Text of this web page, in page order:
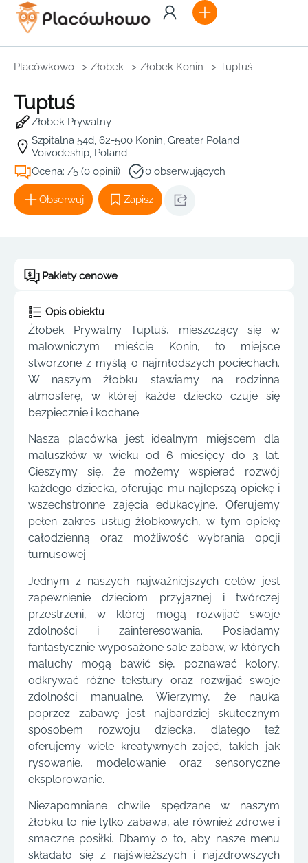
Placówkowo -> Żłobek -> Żłobek Konin -> Tuptuś
Tuptuś
Żłobek Prywatny
Szpitalna 54d, 62-500 Konin, Greater Poland
Voivodeship, Poland
Ocena: /5 (0 opinii)
0 obserwujących
Obserwuj Zapisz
Pakiety cenowe
Opis obiektu
Żłobek Prywatny Tuptuś, mieszczący się w
malowniczym mieście Konin, to miejsce
stworzone z myślą o najmłodszych pociechach.
W naszym żłobku stawiamy na rodzinna
atmosferę, w której każde dziecko czuje się
bezpiecznie i kochane.
Nasza placówka jest idealnym miejscem dla
maluszków w wieku od 6 miesięcy do 3 lat.
Cieszymy się, że możemy wspierać rozwój
każdego dziecka, oferując mu najlepszą opiekę i
wszechstronne zajęcia edukacyjne. Oferujemy
pełen zakres usług żłobkowych, w tym opiekę
całodzienną oraz możliwość wybrania opcji
turnusowej.
Jednym z naszych najważniejszych celów jest
zapewnienie dzieciom przyjaznej i twórczej
przestrzeni, w której mogą rozwijać swoje
zdolności i zainteresowania. Posiadamy
fantastycznie wyposażone sale zabaw, w których
maluchy mogą bawić się, poznawać kolory,
odkrywać różne tekstury oraz rozwijać swoje
zdolności manualne. Wierzymy, że nauka
poprzez zabawę jest najbardziej skutecznym
sposobem rozwoju dziecka, dlatego też
oferujemy wiele kreatywnych zajęć, takich jak
rysowanie, modelowanie oraz sensoryczne
eksplorowanie.
Niezapomniane chwile spędzane w naszym
żłobku to nie tylko zabawa, ale również zdrowe i
smaczne posiłki. Dbamy o to, aby nasze menu
składało się z najświeższych i najzdrowszych